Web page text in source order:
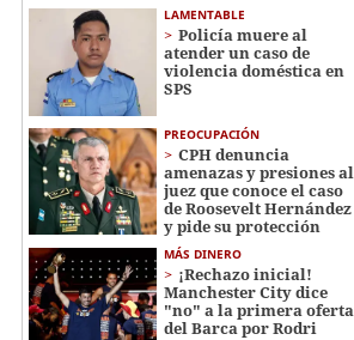
LAMENTABLE
Policía muere al
atender un caso de
violencia doméstica en
SPS
PREOCUPACIÓN
CPH denuncia
amenazas y presiones al
juez que conoce el caso
de Roosevelt Hernández
y pide su protección
MÁS DINERO
¡Rechazo inicial!
Manchester City dice
"no" a la primera oferta
del Barca por Rodri